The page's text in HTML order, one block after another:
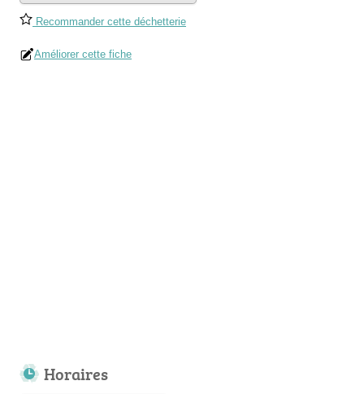
Recommander cette déchetterie
Améliorer cette fiche
Horaires